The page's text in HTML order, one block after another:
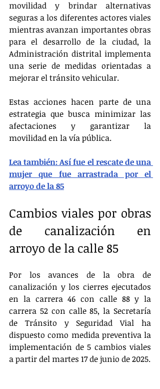
movilidad y brindar alternativas
seguras a los diferentes actores viales
mientras avanzan importantes obras
para el desarrollo de la ciudad, la
Administración distrital implementa
una serie de medidas orientadas a
mejorar el tránsito vehicular.
Estas acciones hacen parte de una
estrategia que busca minimizar las
afectaciones y garantizar la
movilidad en la vía pública.
Lea también: Así fue el rescate de una
mujer que fue arrastrada por el
arroyo de la 85
Cambios viales por obras
de canalización en
arroyo de la calle 85
Por los avances de la obra de
canalización y los cierres ejecutados
en la carrera 46 con calle 88 y la
carrera 52 con calle 85, la Secretaría
de Tránsito y Seguridad Vial ha
dispuesto como medida preventiva la
implementación de 5 cambios viales
a partir del martes 17 de junio de 2025.